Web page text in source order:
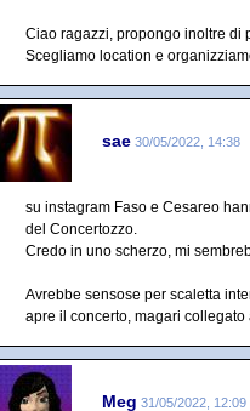
Ciao ragazzi, propongo inoltre di
Scegliamo location e
sae 30/05/2022, 14:38
su instagram Faso e Cesareo
del Concertozzo.
Credo in uno scherzo, mi
Avrebbe sensose per scaletta
apre il concerto, magari
Meg 31/05/2022, 12:09